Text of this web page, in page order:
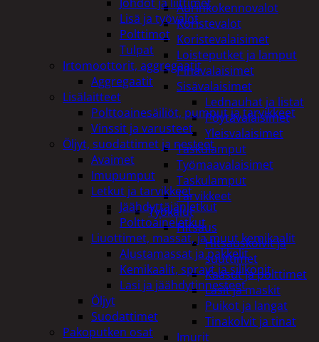
Aurinkokennovalot
Koristevalot
Koristevalaisimet
Loisteputket ja lamput
Pihavalaisimet
Sisävalaisimet
Lednauhat ja listat
Pöytävalaisimet
Yleisvalaisimet
Taskulamput
Työmaavalaisimet
Taskulamput
Tarvikkeet
Työkalut
Hitsaus
Hitsauskolvit ja
suuttimet
Kaasut ja polttimet
Lasit ja maskit
Puikot ja langat
Tinakolvit ja tinat
Imurit
Lisä ja työvalot
Polttimot
Tulpat
Irtomoottorit, aggregaatit
Aggregaatit
Lisälaitteet
Polttoainesäiliöt, pumput ja tarvikkeet
Vinssit ja varusteet
Öljyt, suodattimet ja nesteet
Avaimet
Imupumput
Letkut ja tarvikkeet
Jäähdyttäjänletkut
Polttoaineletkut
Liuottimet, massat, ja muut kemikaalit
Alustamassat ja pakkelit
Kemikaalit, sprayt ja silikonit
Lasi ja jäähdytinnesteet
Öljyt
Suodattimet
Pakoputken osat